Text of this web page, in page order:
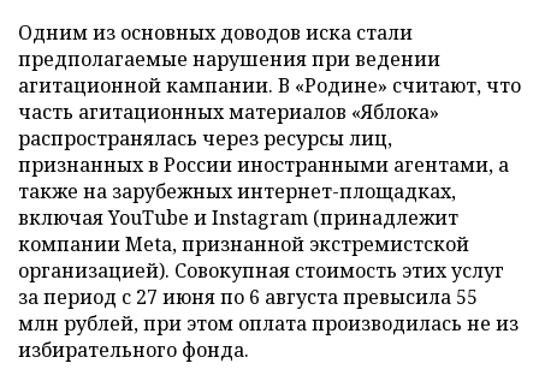
Одним из основных доводов иска стали
предполагаемые нарушения при ведении
агитационной кампании. В «Родине» считают, что
часть агитационных материалов «Яблока»
распространялась через ресурсы лиц,
признанных в России иностранными агентами, а
также на зарубежных интернет-площадках,
включая YouTube и Instagram (принадлежит
компании Meta, признанной экстремистской
организацией). Совокупная стоимость этих услуг
за период с 27 июня по 6 августа превысила 55
млн рублей, при этом оплата производилась не из
избирательного фонда.